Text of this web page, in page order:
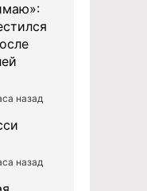
назад
назад